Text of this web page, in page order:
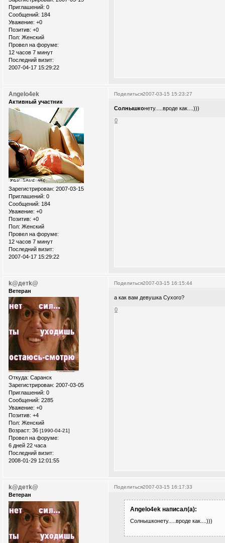
Приглашений: 0
Сообщений: 184
Уважение: +0
Позитив: +0
Пол: Женский
Провел на форуме:
12 часов 7 минут
Последний визит:
2007-04-17 15:29:22
Поделиться2007-03-15 15:23:27
Angelo4ek
Активный участник
Зарегистрирован: 2007-03-15
Приглашений: 0
Сообщений: 184
Уважение: +0
Позитив: +0
Пол: Женский
Провел на форуме:
12 часов 7 минут
Последний визит:
2007-04-17 15:29:22
Солнышконету.....вроде как....)))
0
Поделиться2007-03-15 16:15:44
k@детk@
Ветеран
Откуда: Саранск
Зарегистрирован: 2007-03-05
Приглашений: 0
Сообщений: 2285
Уважение: +0
Позитив: +4
Пол: Женский
Возраст: 36 [1990-04-21]
Провел на форуме:
6 дней 22 часа
Последний визит:
2008-01-29 12:01:55
а как вам девушка Сухого?
0
Поделиться2007-03-15 16:17:33
k@детk@
Ветеран
Angelo4ek написал(а):
Солнышконету.....вроде как....)))